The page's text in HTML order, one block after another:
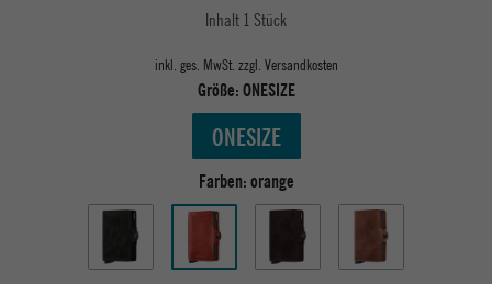
Inhalt 1 Stück
inkl. ges. MwSt. zzgl. Versandkosten
Größe:ONESIZE
ONESIZE
Farben:orange